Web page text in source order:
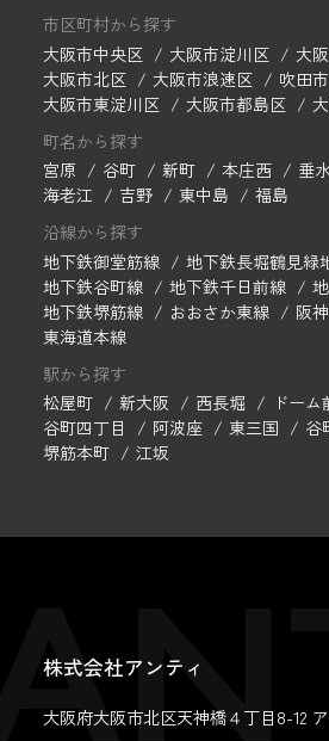
市区町村から探す
大阪市中央区
大阪市淀川区
大
大阪市北区
大阪市浪速区 吹田市
大阪市東淀川区
大阪市都島区
町名から探す
宮原
谷町 新町 本庄西 垂
海老江
吉野 東中島
福島
沿線から探す
地下鉄御堂筋線
地下鉄長堀鶴見緑
地下鉄谷町線
地下鉄千日前線
地下鉄堺筋線
おおさか東線
阪
東海道本線
駅から探す
松屋町
新大阪 西長堀
ドー
谷町四丁目
阿波座 東三国
谷
堺筋本町
江坂
株式会社アンティ
大阪府大阪市北区天神橋４丁目8-12